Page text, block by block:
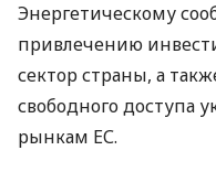
Энергетическому
привлечению
сектор страны, а
свободного доступа
рынкам ЕС.